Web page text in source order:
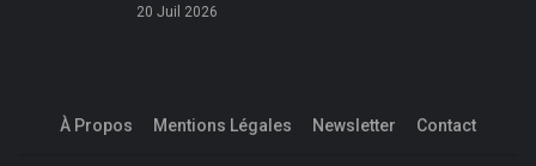
20 Juil 2026
À Propos Mentions Légales Newsletter Contact